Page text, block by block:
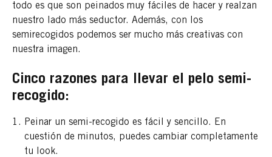
todo es que son peinados muy fáciles de hacer y realzan
nuestro lado más seductor. Además, con los
semirecogidos podemos ser mucho más creativas con
nuestra imagen.
Cinco razones para llevar el pelo semi-
recogido:
Peinar un semi-recogido es fácil y sencillo. En
cuestión de minutos, puedes cambiar completamente
tu look.